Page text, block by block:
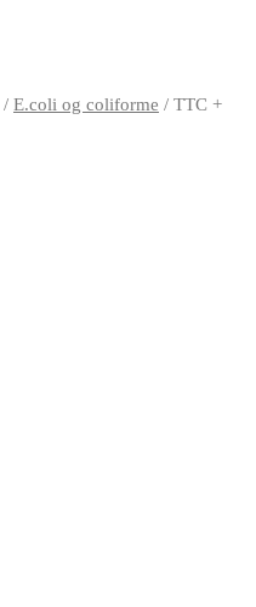
/ E.coli og coliforme / TTC +